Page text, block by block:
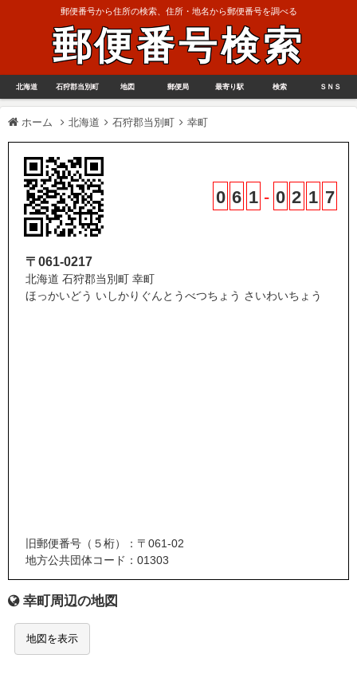
郵便番号から住所の検索、住所・地名から郵便番号を調べる
郵便番号検索
北海道 石狩郡当別町 地図 郵便局 最寄り駅 検索 ＳＮＳ
ホーム 北海道 石狩郡当別町 幸町
0 6 1 - 0 2 1 7
〒061-0217
北海道 石狩郡当別町 幸町
ほっかいどう いしかりぐんとうべつちょう さいわいちょう
旧郵便番号（５桁）：〒061-02
地方公共団体コード：01303
幸町周辺の地図
地図を表示